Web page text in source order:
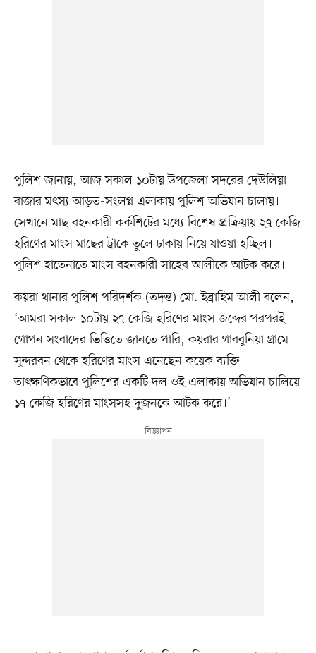
পুলিশ জানায়, আজ সকাল ১০টায় উপজেলা সদরের দেউলিয়া
বাজার মৎস্য আড়ত-সংলগ্ন এলাকায় পুলিশ অভিযান চালায়।
সেখানে মাছ বহনকারী কর্কশিটের মধ্যে বিশেষ প্রক্রিয়ায় ২৭ কেজি
হরিণের মাংস মাছের ট্রাকে তুলে ঢাকায় নিয়ে যাওয়া হচ্ছিল।
পুলিশ হাতেনাতে মাংস বহনকারী সাহেব আলীকে আটক করে।
কয়রা থানার পুলিশ পরিদর্শক (তদন্ত) মো. ইব্রাহিম আলী বলেন,
‘আমরা সকাল ১০টায় ২৭ কেজি হরিণের মাংস জব্দের পরপরই
গোপন সংবাদের ভিত্তিতে জানতে পারি, কয়রার গাববুনিয়া গ্রামে
সুন্দরবন থেকে হরিণের মাংস এনেছেন কয়েক ব্যক্তি।
তাৎক্ষণিকভাবে পুলিশের একটি দল ওই এলাকায় অভিযান চালিয়ে
১৭ কেজি হরিণের মাংসসহ দুজনকে আটক করে।’